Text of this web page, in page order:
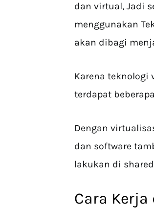
dan virtual, Jadi
menggunakan
akan dibagi
Karena
terdapat
Dengan
dan software
lakukan di
Cara Kerja